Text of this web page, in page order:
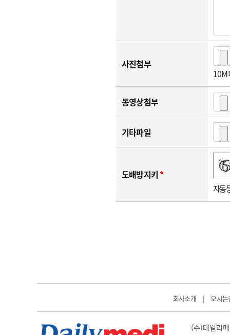
사진첨부
10M
동영상첨부
기타파일
도배방지키 *
자동
회사소개 | 오시는
(주)데일리